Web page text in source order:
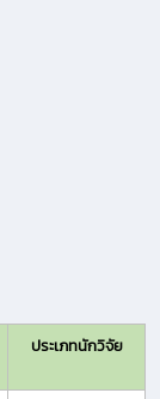
ประเภทนักวิจัย